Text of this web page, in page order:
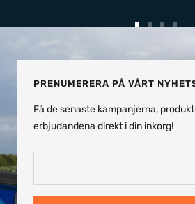
1
2 3 4
PRENUMERERA PÅ VÅRT
Få de senaste kampanjerna,
erbjudandena direkt i din inkorg!